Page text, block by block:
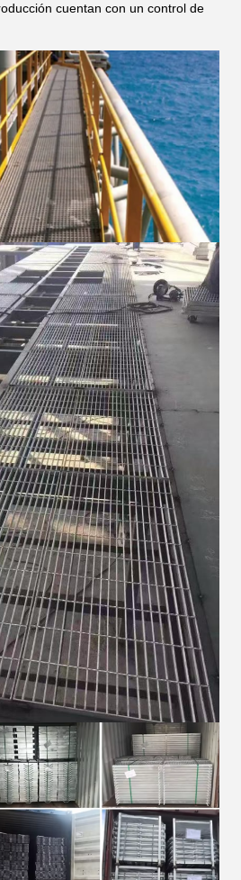
cuentan con un control de